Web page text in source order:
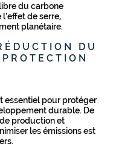
du carbone
de serre,
planétaire.
DU
essentiel pour protéger
durable. De
production et
les émissions est